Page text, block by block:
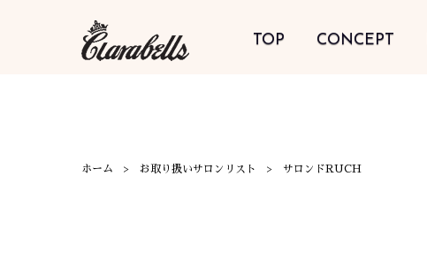
TOP CONCEPT
ホーム お取り扱いサロンリスト サロンドRUCH